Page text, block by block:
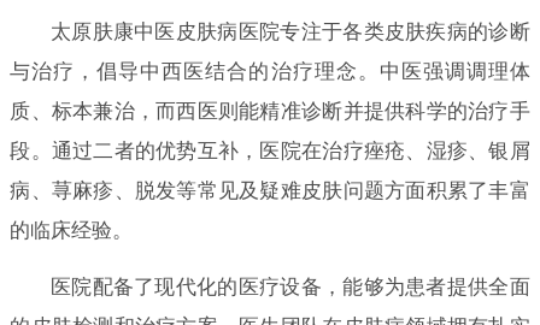
太原肤康中医皮肤病医院专注于各类皮肤疾病的诊断
与治疗，倡导中西医结合的治疗理念。中医强调调理体
质、标本兼治，而西医则能精准诊断并提供科学的治疗手
段。通过二者的优势互补，医院在治疗痤疮、湿疹、银屑
病、荨麻疹、脱发等常见及疑难皮肤问题方面积累了丰富
的临床经验。
医院配备了现代化的医疗设备，能够为患者提供全面